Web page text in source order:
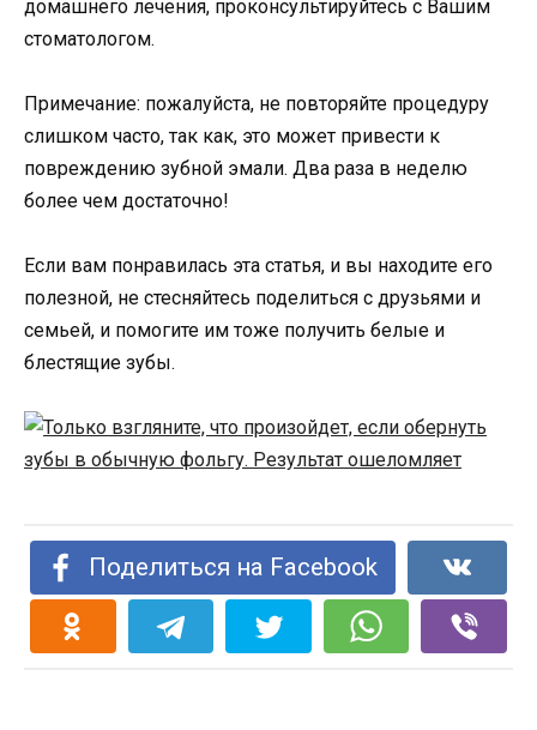
домашнего лечения, проконсультируйтесь с Вашим
стоматологом.
Примечание: пожалуйста, не повторяйте процедуру
слишком часто, так как, это может привести к
повреждению зубной эмали. Два раза в неделю
более чем достаточно!
Если вам понравилась эта статья, и вы находите его
полезной, не стесняйтесь поделиться с друзьями и
семьей, и помогите им тоже получить белые и
блестящие зубы.
Поделиться на Facebook